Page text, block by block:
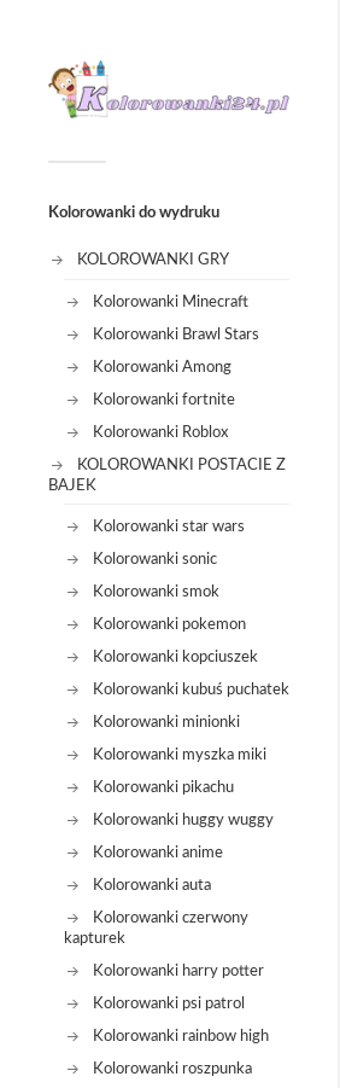
Kolorowanki do wydruku
KOLOROWANKI GRY
Kolorowanki Minecraft
Kolorowanki Brawl Stars
Kolorowanki Among
Kolorowanki fortnite
Kolorowanki Roblox
KOLOROWANKI POSTACIE Z
BAJEK
Kolorowanki star wars
Kolorowanki sonic
Kolorowanki smok
Kolorowanki pokemon
Kolorowanki kopciuszek
Kolorowanki kubuś puchatek
Kolorowanki minionki
Kolorowanki myszka miki
Kolorowanki pikachu
Kolorowanki huggy wuggy
Kolorowanki anime
Kolorowanki auta
Kolorowanki czerwony
kapturek
Kolorowanki harry potter
Kolorowanki psi patrol
Kolorowanki rainbow high
Kolorowanki roszpunka